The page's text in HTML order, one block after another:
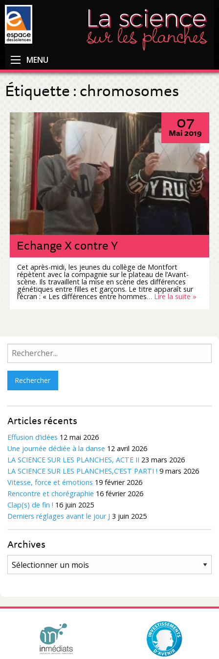
MENU
Étiquette :chromosomes
07
Mai 2019
Echange X contre Y
Cet après-midi, les jeunes du collège de Montfort
répètent avec la compagnie sur le plateau de l’Avant-
scène. Ils travaillent la mise en scène des différences
génétiques entre filles et garçons. Le titre apparaît sur
l’écran : « Les différences entre hommes… Lire la suite »
Rechercher :
Articles récents
Effusion d’idées 12 mai 2026
Une journée dédiée à la danse 12 avril 2026
LA SCIENCE SUR LES PLANCHES, ACTE II 23 mars 2026
LA SCIENCE SUR LES PLANCHES,C’EST PARTI ! 9 mars 2026
Vitesse, force et émotions 19 février 2026
Rencontre et chorégraphie 16 février 2026
Clap(s) de fin ! 16 juin 2025
Derniers réglages avant le jour J 3 juin 2025
Archives
Archives